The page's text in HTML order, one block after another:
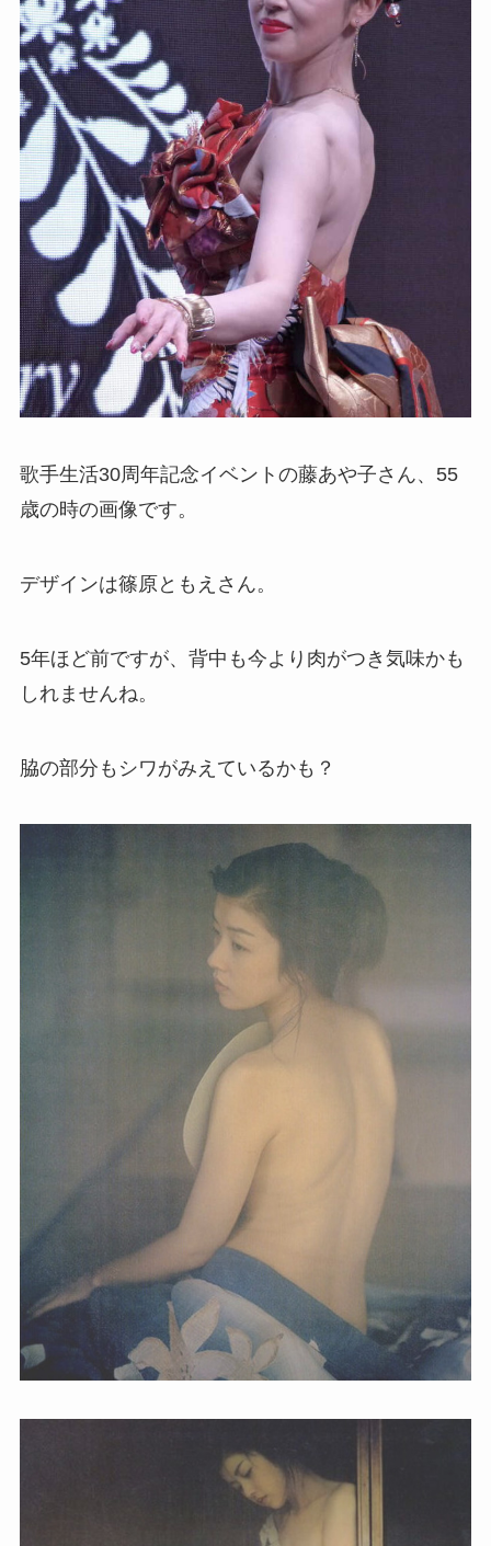
歌手生活30周年記念イベントの藤あや子さん、55
歳の時の画像です。
デザインは篠原ともえさん。
5年ほど前ですが、背中も今より肉がつき気味かも
しれませんね。
脇の部分もシワがみえているかも？